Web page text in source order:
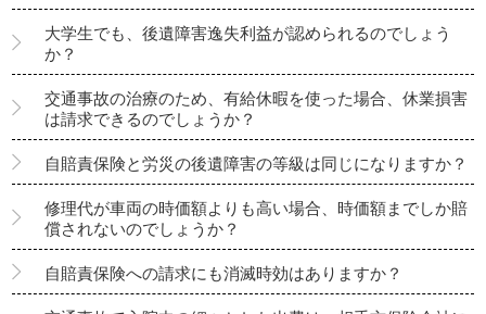
大学生でも、後遺障害逸失利益が認められるのでしょう
か？
交通事故の治療のため、有給休暇を使った場合、休業損害
は請求できるのでしょうか？
自賠責保険と労災の後遺障害の等級は同じになりますか？
修理代が車両の時価額よりも高い場合、時価額までしか賠
償されないのでしょうか？
自賠責保険への請求にも消滅時効はありますか？